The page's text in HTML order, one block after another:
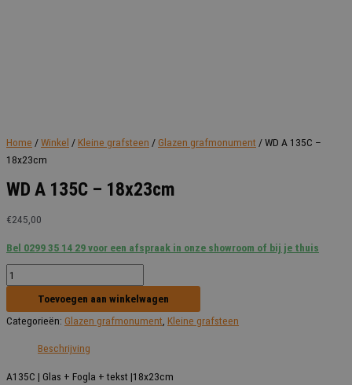
Home /Winkel / Kleine grafsteen / Glazen grafmonument / WD A 135C –
18x23cm
WD A 135C – 18x23cm
€245,00
Bel 0299 35 14 29 voor een afspraak in onze showroom of bij je thuis
WD
A
-
Toevoegen aan winkelwagen
Categorieën: Glazen grafmonument Kleine grafsteen
Beschrijving
A135C | Glas + Fogla + tekst |18x23cm